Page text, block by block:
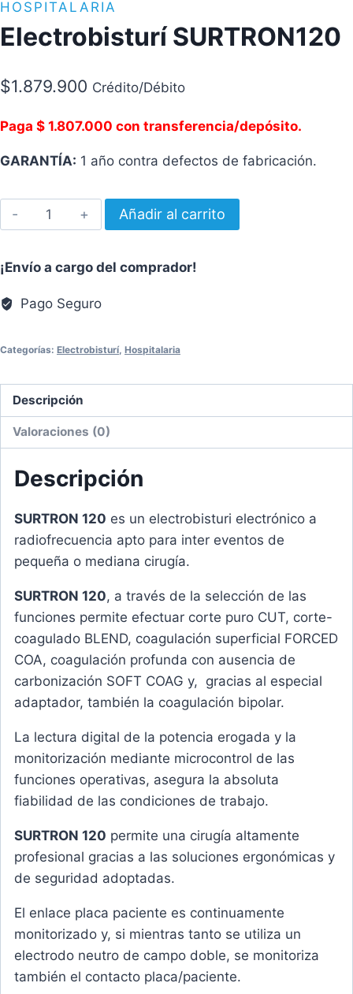
HOSPITALARIA
Electrobisturí SURTRON120
$1.879.900 Crédito/Débito
Paga $ 1.807.000 con transferencia/depósito.
GARANTÍA: 1 año contra defectos de fabricación.
Electrobisturí
SURTRON120
Añadir al carrito
¡Envío a cargo del comprador!
Pago Seguro
Categorías: Electrobisturí, Hospitalaria
Descripción
Valoraciones (0)
Descripción
SURTRON 120 es un electrobisturi electrónico a
radiofrecuencia apto para inter eventos de
pequeña o mediana cirugía.
SURTRON 120, a través de la selección de las
funciones permite efectuar corte puro CUT, corte-
coagulado BLEND, coagulación superficial FORCED
COA, coagulación profunda con ausencia de
carbonización SOFT COAG y, gracias al especial
adaptador, también la coagulación bipolar.
La lectura digital de la potencia erogada y la
monitorización mediante microcontrol de las
funciones operativas, asegura la absoluta
fiabilidad de las condiciones de trabajo.
SURTRON 120 permite una cirugía altamente
profesional gracias a las soluciones ergonómicas y
de seguridad adoptadas.
El enlace placa paciente es continuamente
monitorizado y, si mientras tanto se utiliza un
electrodo neutro de campo doble, se monitoriza
también el contacto placa/paciente.